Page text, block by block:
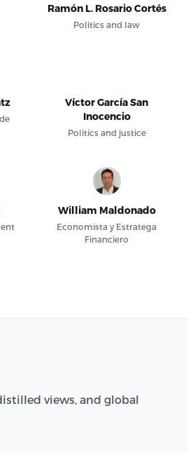
Ramón L. Rosario Cortés
Politics and law
Víctor García San
Inocencio
Politics and justice
William Maldonado
Economista y Estratega
Financiero
views, and global